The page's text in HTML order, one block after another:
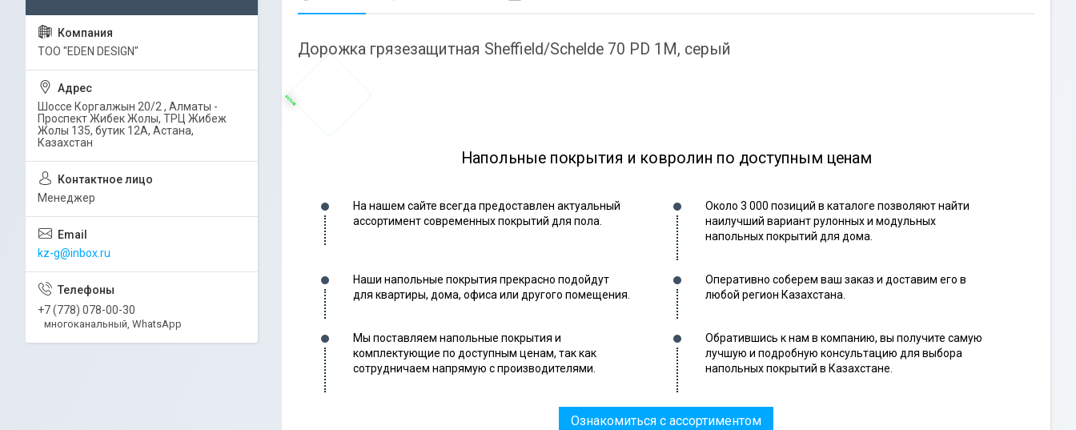
Дорожка грязезащитная Sheffield/Schelde 70 PD 1М, серый
Напольные покрытия и ковролин по доступным ценам
На нашем сайте всегда предоставлен актуальный
ассортимент современных покрытий для пола.
Около 3 000 позиций в каталоге позволяют найти
наилучший вариант рулонных и модульных
напольных покрытий для дома.
Наши напольные покрытия прекрасно подойдут
для квартиры, дома, офиса или другого помещения.
Оперативно соберем ваш заказ и доставим его в
любой регион Казахстана.
Мы поставляем напольные покрытия и
комплектующие по доступным ценам, так как
сотрудничаем напрямую с производителями.
Обратившись к нам в компанию, вы получите самую
лучшую и подробную консультацию для выбора
напольных покрытий в Казахстане.
Ознакомиться с ассортиментом
ТОО "EDEN DESIGN"
Шоссе Коргалжын 20/2 , Алматы -
Проспект Жибек Жолы, ТРЦ Жибеж
Жолы 135, бутик 12А, Астана,
Казахстан
Менеджер
kz-g@inbox.ru
+7 (778) 078-00-30
многоканальный, WhatsApp